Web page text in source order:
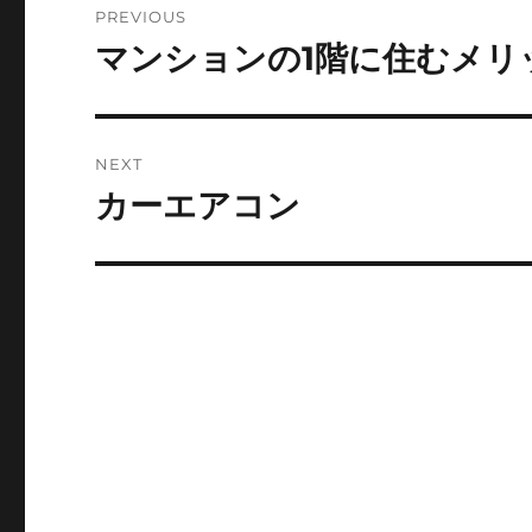
navigation
PREVIOUS
Previous
マンションの1階に住むメリ
NEXT
Next
カーエアコン